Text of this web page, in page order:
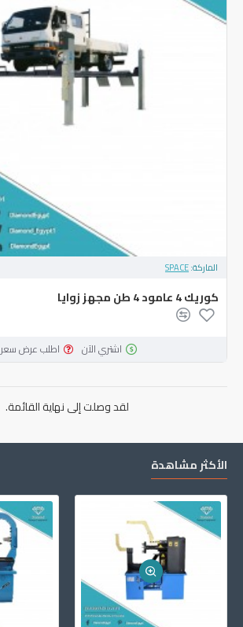
الماركة:SPACE
‏كوريك ‎4‏ عامود ‎4‏ طن مجهز زوايا
اشتري الآن اطلب عرض سعر
لقد وصلت إلى نهاية القائمة.
الأكثر مشاهدة